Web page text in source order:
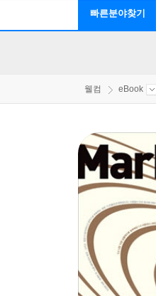
빠른분야찾기
웰컴 eBook